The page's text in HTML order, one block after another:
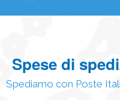
ICONE
IMMAGINI
OGGETTISTICA
NEWS
Spese di
Spediamo con Poste